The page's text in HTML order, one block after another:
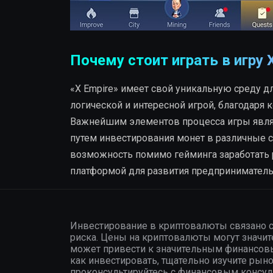
Почему стоит играть в игру
«X Empire» имеет свой уникальную среду
логической и интересной игрой, благодаря
Важнейшим элементов процесса игры
путем инвестирования монет в различные
возможность помимо гейминга заработать
платформой для развития
Инвестирование в криптовалюты
риска. Цены на криптовалюты могут
может привести к значительным
как инвестировать, тщательно изучите